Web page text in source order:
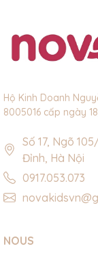
Hộ Kinh Doanh
8005016 cấp ngày
Số 17, Ngõ
Đỉnh, Hà Nội
0917.053.073
NOUS